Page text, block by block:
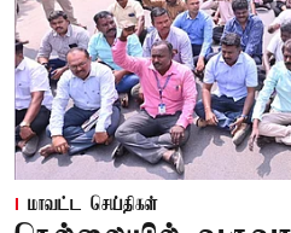
மாவட்ட செய்திகள்